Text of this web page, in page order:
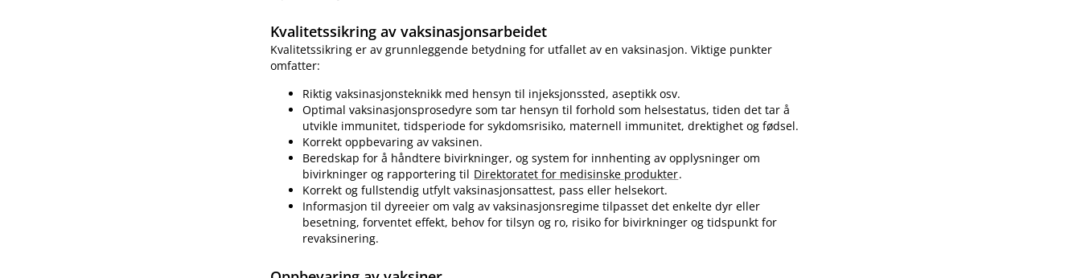
Kvalitetssikring av vaksinasjonsarbeidet
Kvalitetssikring er av grunnleggende betydning for utfallet av en vaksinasjon. Viktige punkter
omfatter:
Riktig vaksinasjonsteknikk med hensyn til injeksjonssted, aseptikk osv.
Optimal vaksinasjonsprosedyre som tar hensyn til forhold som helsestatus, tiden det tar å
utvikle immunitet, tidsperiode for sykdomsrisiko, maternell immunitet, drektighet og fødsel.
Korrekt oppbevaring av vaksinen.
Beredskap for å håndtere bivirkninger, og system for innhenting av opplysninger om
bivirkninger og rapportering til Direktoratet for medisinske produkter.
Korrekt og fullstendig utfylt vaksinasjonsattest, pass eller helsekort.
Informasjon til dyreeier om valg av vaksinasjonsregime tilpasset det enkelte dyr eller
besetning, forventet effekt, behov for tilsyn og ro, risiko for bivirkninger og tidspunkt for
revaksinering.